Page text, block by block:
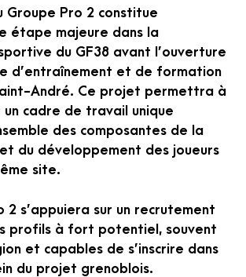
Groupe Pro 2 constitue
étape majeure dans la
du GF38 avant l’ouverture
d’entraînement et de formation
André. Ce projet permettra à
cadre de travail unique
des composantes de la
du développement des joueurs
site.
2 s’appuiera sur un recrutement
profils à fort potentiel, souvent
et capables de s’inscrire dans
du projet grenoblois.